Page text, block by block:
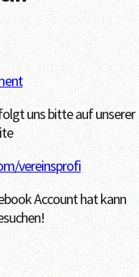
uns bitte auf unserer
vereinsprofi
Account hat kann